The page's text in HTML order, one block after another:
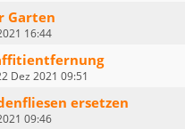
Garten
16:44
Dez 2021 09:51
ersetzen
09:46